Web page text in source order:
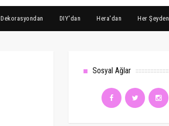
Dekorasyondan DIY'dan Hera'dan Her Şeyden
Sosyal Ağlar